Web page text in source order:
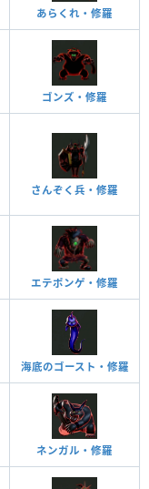
あらくれ・修羅
ゴンズ・修羅
さんぞく兵・修羅
エテポンゲ・修羅
海底のゴースト・修羅
ネンガル・修羅